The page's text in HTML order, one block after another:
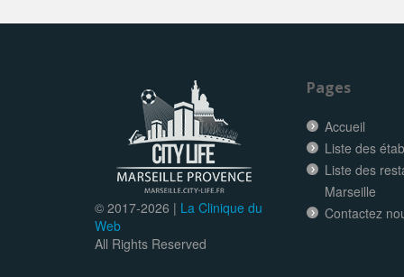
© 2017-2026 | La Clinique du
Web
All Rights Reserved
Pages
Accueil
Liste des
Liste des
Marseille
Contactez